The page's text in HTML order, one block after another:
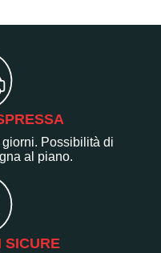
Possibilità di
al piano.
SICURE